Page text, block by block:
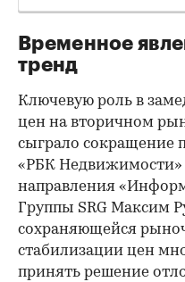
Временное
тренд
Ключевую роль в
цен на вторичном
сыграло сокращение
«РБК Недвижимости»
направления
Группы SRG Максим
сохраняющейся
стабилизации цен
принять решение